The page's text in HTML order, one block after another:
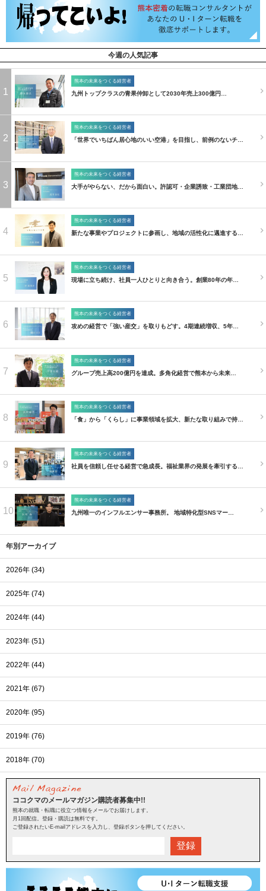
今週の人気記事
1
熊本の未来をつくる経営者
九州トップクラスの青果仲卸として2030年売上300億円…
2
熊本の未来をつくる経営者
「世界でいちばん居心地のいい空港」を目指し、前例のないチ…
3
熊本の未来をつくる経営者
大手がやらない、だから面白い。許認可・企業誘致・工業団地…
4
熊本の未来をつくる経営者
新たな事業やプロジェクトに参画し、地域の活性化に邁進する…
5
熊本の未来をつくる経営者
現場に立ち続け、社員一人ひとりと向き合う。創業80年の年…
6
熊本の未来をつくる経営者
攻めの経営で「強い産交」を取りもどす。4期連続増収、5年…
7
熊本の未来をつくる経営者
グループ売上高200億円を達成。多角化経営で熊本から未来…
8
熊本の未来をつくる経営者
「食」から「くらし」に事業領域を拡大、新たな取り組みで持…
9
熊本の未来をつくる経営者
社員を信頼し任せる経営で急成長。福祉業界の発展を牽引する…
10
熊本の未来をつくる経営者
九州唯一のインフルエンサー事務所。 地域特化型SNSマー…
年別アーカイブ
2026年 (34)
2025年 (74)
2024年 (44)
2023年 (51)
2022年 (44)
2021年 (67)
2020年 (95)
2019年 (76)
2018年 (70)
ココクマのメールマガジン購読者募集中!!
熊本の就職・転職に役立つ情報をメールでお届けします。
月1回配信。登録・購読は無料です。
ご登録されたいE-mailアドレスを入力し、登録ボタンを押してください。
登録